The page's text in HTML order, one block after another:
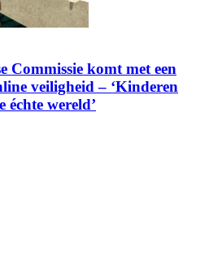
Commissie komt met een
veiligheid – ‘Kinderen
wereld’